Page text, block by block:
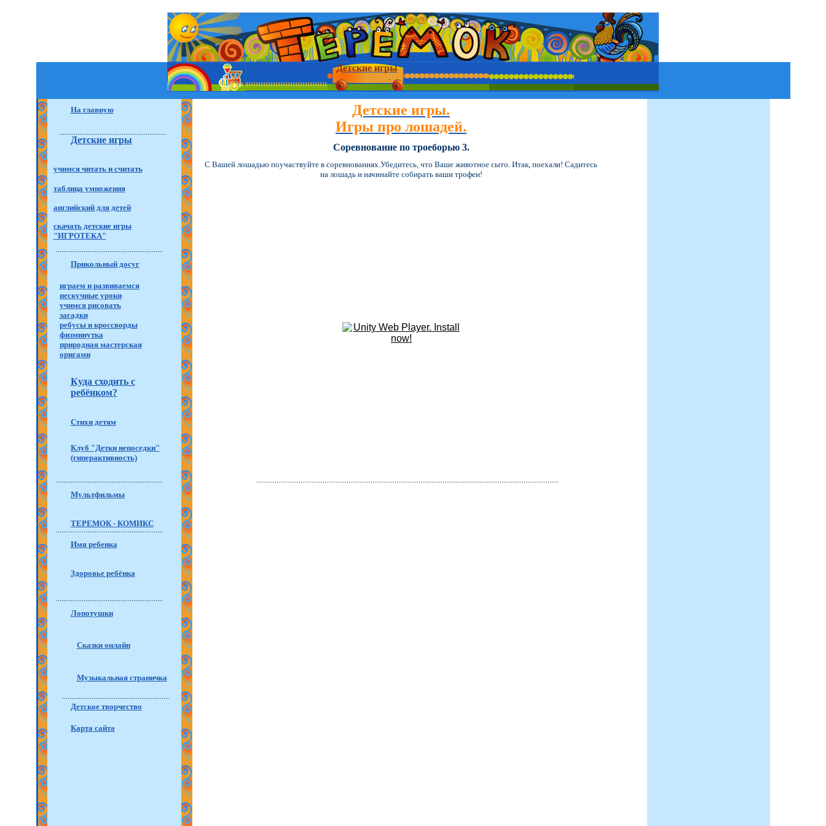
Детские игры
На главную
Детские игры
учимся читать и считать
таблица умножения
английский для детей
скачать детские игры
"ИГРОТЕКА"
Прикольный досуг
играем и развиваемся
нескучные уроки
учимся рисовать
загадки
ребусы и кроссворды
физминутка
природная мастерская
оригами
Куда сходить с
ребёнком?
Стихи детям
Клуб "Детки непоседки"
(гиперактивность)
Мультфильмы
ТЕРЕМОК - КОМИКС
Имя ребенка
Здоровье ребёнка
Лопотушки
Сказки онлайн
Музыкальная страничка
Детское творчество
Карта сайта
Детские игры.
Игры про лошадей.
Соревнование по троеборью 3.
С Вашей лошадью поучаствуйте в соревнованиях.Убедитесь, что Ваше животное сыто. Итак, поехали! Садитесь
на лошадь и начинайте собирать ваши трофеи!